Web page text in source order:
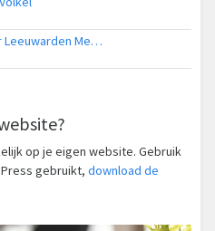
Ambulancehelikopter naar Leeuwarden Medical Center Heliport
op je eigen website. Gebruik
gebruikt, download de